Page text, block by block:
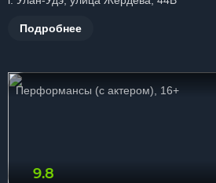
Подробнее
Перформансы (с актером), 16+
9.8